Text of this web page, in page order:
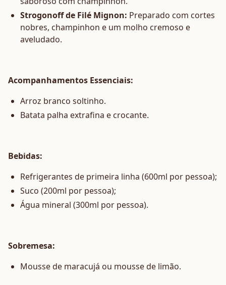
Strogonoff de Filé Mignon: Preparado com cortes
nobres, champinhon e um molho cremoso e
aveludado.
Acompanhamentos Essenciais:
Arroz branco soltinho.
Batata palha extrafina e crocante.
Bebidas:
Refrigerantes de primeira linha (600ml por pessoa);
Suco (200ml por pessoa);
Água mineral (300ml por pessoa).
Sobremesa:
Mousse de maracujá ou mousse de limão.